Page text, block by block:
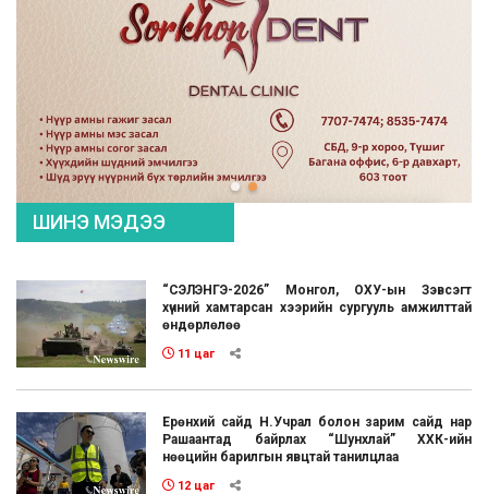
ШИНЭ МЭДЭЭ
“СЭЛЭНГЭ-2026” Монгол, ОХУ-ын Зэвсэгт
хүчний хамтарсан хээрийн сургууль амжилттай
өндөрлөлөө
11 цаг
Ерөнхий сайд Н.Учрал болон зарим сайд нар
Рашаантад байрлах “Шунхлай” ХХК-ийн
нөөцийн барилгын явцтай танилцлаа
12 цаг